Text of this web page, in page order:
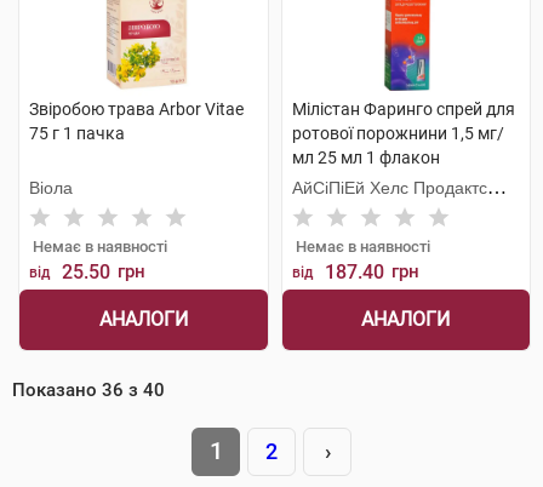
Звіробою трава Arbor Vitae
75 г 1 пачка
Віола
Немає в наявності
від 25.50 грн
АНАЛОГИ
Мілістан Фаринго спрей для
ротової порожнини 1,5 мг/
мл 25 мл 1 флакон
АйСіПіЕй Хелс Продактc
Лімітед
Немає в наявності
від 187.40 грн
АНАЛОГИ
Показано 36 з 40
1 2 ›